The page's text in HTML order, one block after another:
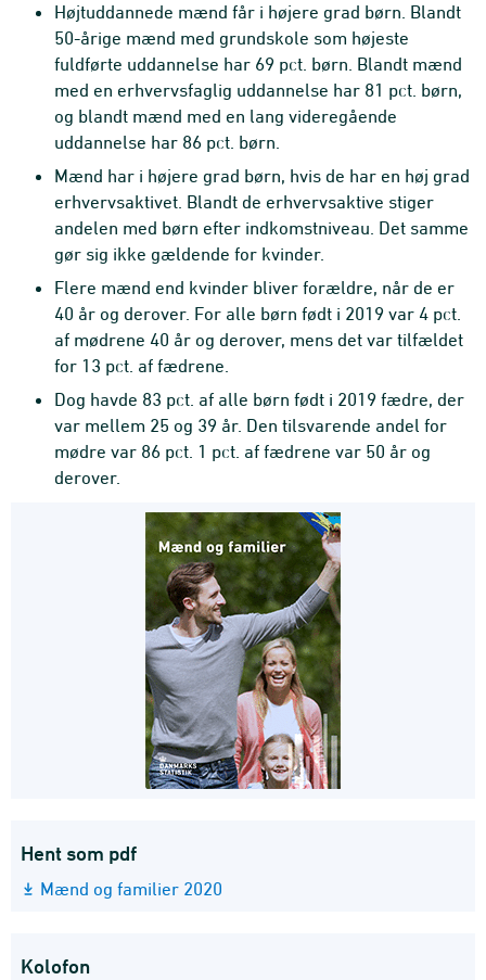
Højtuddannede mænd får i højere grad børn. Blandt
50-årige mænd med grundskole som højeste
fuldførte uddannelse har 69 pct. børn. Blandt mænd
med en erhvervsfaglig uddannelse har 81 pct. børn,
og blandt mænd med en lang videregående
uddannelse har 86 pct. børn.
Mænd har i højere grad børn, hvis de har en høj grad
erhvervsaktivet. Blandt de erhvervsaktive stiger
andelen med børn efter indkomstniveau. Det samme
gør sig ikke gældende for kvinder.
Flere mænd end kvinder bliver forældre, når de er
40 år og derover. For alle børn født i 2019 var 4 pct.
af mødrene 40 år og derover, mens det var tilfældet
for 13 pct. af fædrene.
Dog havde 83 pct. af alle børn født i 2019 fædre, der
var mellem 25 og 39 år. Den tilsvarende andel for
mødre var 86 pct. 1 pct. af fædrene var 50 år og
derover.
Hent som pdf
Mænd og familier 2020
Kolofon